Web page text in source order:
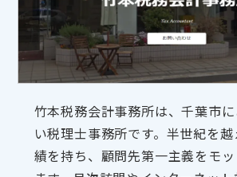
竹本税務会計事務所は、千葉市
い税理士事務所です。半世紀を
績を持ち、顧問先第一主義をモ